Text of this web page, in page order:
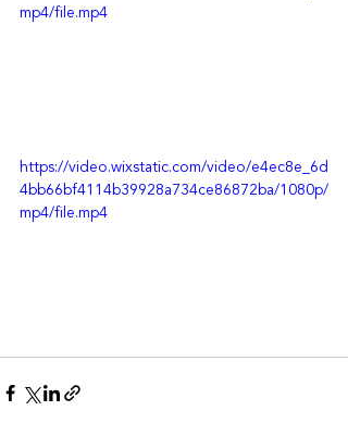
mp4/file.mp4
https://video.wixstatic.com/video/e4ec8e_6d
4bb66bf4114b39928a734ce86872ba/1080p/
mp4/file.mp4